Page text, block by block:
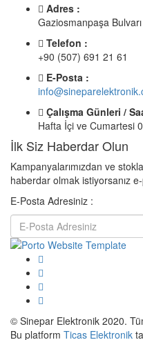
Adres :
Gaziosmanpaşa
Telefon :
+90 (507) 691 21 61
E-Posta :
Çalışma Günleri /
Hafta İçi ve Cumartesi
İlk Siz Haberdar Olun
Kampanyalarımızdan ve
haberdar olmak istiyorsanız
E-Posta Adresiniz :
© Sinepar Elektronik 2020.
Bu platform Ticas Elektronik